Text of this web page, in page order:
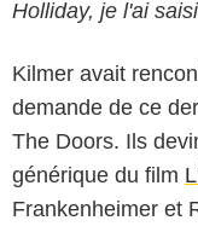
Holliday, je l'ai
Kilmer avait
demande de ce
The Doors. Ils
générique du film
Frankenheimer et